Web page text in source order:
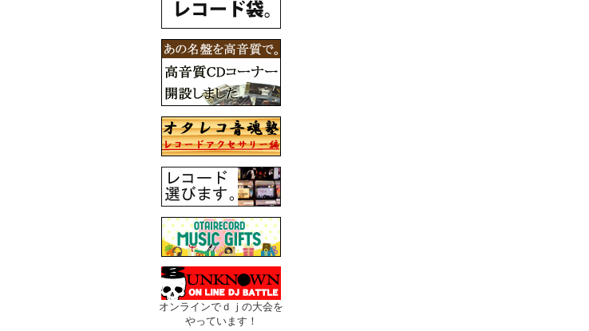
オンラインでｄｊの大会を
やっています！